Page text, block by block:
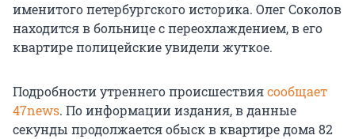
именитого петербургского историка. Олег Соколов
находится в больнице с переохлаждением, в его
квартире полицейские увидели жуткое.
Подробности утреннего происшествиясообщает
47news. По информации издания, в данные
секунды продолжается обыск в квартире дома 82